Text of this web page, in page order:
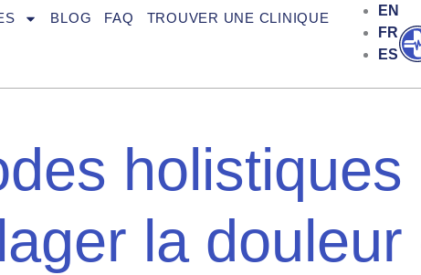
BLOG FAQ TROUVER UNE CLINIQUE
EN
FR
ES
holistiques
la douleur